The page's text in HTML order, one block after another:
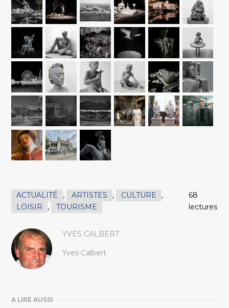
ACTUALITÉ , ARTISTES , CULTURE
,
LOISIR
, TOURISME
68
lectures
YVES CALBERT
Yves Calbert
A LIRE AUSSI